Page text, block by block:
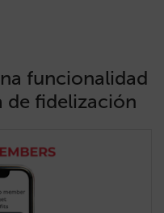
funcionalidad
de fidelización